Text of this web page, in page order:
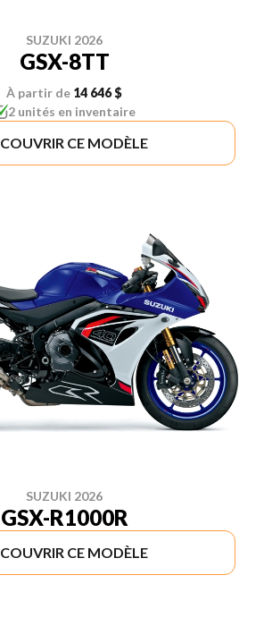
SUZUKI 2026
GSX-8TT
À partir de 14 646 $
2 unités en inventaire
CE MODÈLE
SUZUKI 2026
GSX-R1000R
CE MODÈLE